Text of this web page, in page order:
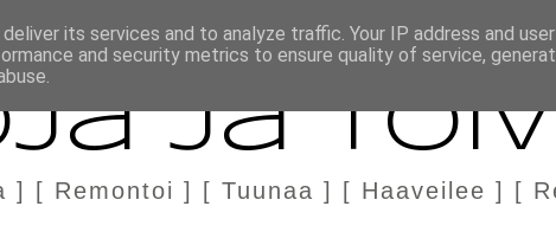
MARKKINOINTI & YHTEISTYÖ
ja
] [ Remontoi ] [ Tuunaa ] [ Haaveilee ] [
its services and to analyze traffic. Your IP address and
and security metrics to ensure quality of service,